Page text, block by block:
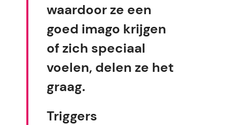
waardoor ze een
goed imago krijgen
of zich speciaal
voelen, delen ze het
graag.
Triggers